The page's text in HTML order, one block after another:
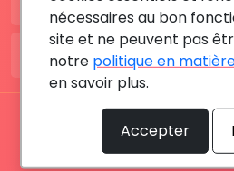
FR: +33 183642895
Tous les droits sont réservés ©
nécessaires au bon
site et ne peuvent pas
notre politique en
en savoir plus.
Accepter